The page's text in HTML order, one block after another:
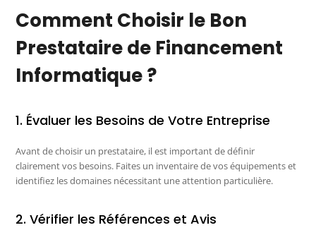
Comment Choisir le Bon
Prestataire de Financement
Informatique ?
1. Évaluer les Besoins de Votre Entreprise
Avant de choisir un prestataire, il est important de définir
clairement vos besoins. Faites un inventaire de vos équipements et
identifiez les domaines nécessitant une attention particulière.
2. Vérifier les Références et Avis